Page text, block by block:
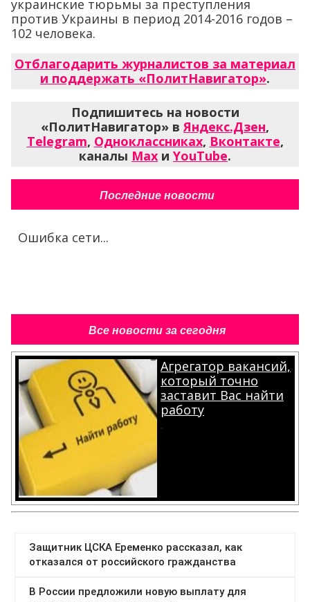
украинские тюрьмы за преступления
против Украины в период 2014-2016 годов –
102 человека.
Отблагодарить журналистов за материал
и поддержать «ПолитНавигатор».
Подпишитесь на новости
«ПолитНавигатор» вЯндекс.Дзен,
Telegram, Одноклассниках, Вконтакте,
каналы Max и YouTube.
Последние новости
Ошибка сети...
Все новости за сегодня
Агрегатор вакансий,
который точно
заставит Вас найти
работу
.